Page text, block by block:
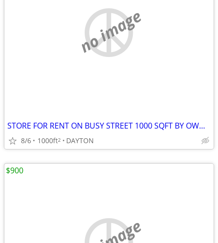
no image
STORE FOR RENT ON BUSY STREET 1000 SQFT BY OWNER
8/6 1000ft2 DAYTON
$900